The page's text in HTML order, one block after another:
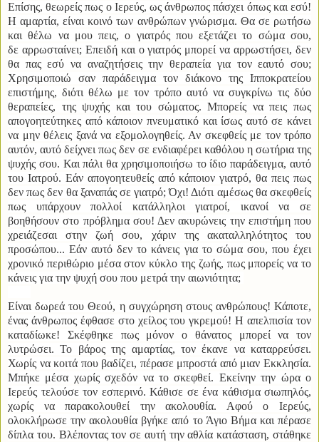
Επίσης, θεωρείς πως ο Ιερεύς, ως άνθρωπος πάσχει όπως και εσύ!
Η αμαρτία, είναι κοινό των ανθρώπων γνώρισμα. Θα σε ρωτήσω
και θέλω να μου πεις, ο γιατρός που εξετάζει το σώμα σου,
δε αρρωσταίνει; Επειδή και ο γιατρός μπορεί να αρρωστήσει, δεν
θα πας εσύ να αναζητήσεις την θεραπεία για τον εαυτό σου;
Χρησιμοποιώ σαν παράδειγμα τον διάκονο της Ιπποκρατείου
επιστήμης, διότι θέλω με τον τρόπο αυτό να συγκρίνω τις δύο
θεραπείες, της ψυχής και του σώματος. Μπορείς να πεις πως
απογοητεύτηκες από κάποιον πνευματικό και ίσως αυτό σε κάνει
να μην θέλεις ξανά να εξομολογηθείς. Αν σκεφθείς με τον τρόπο
αυτόν, αυτό δείχνει πως δεν σε ενδιαφέρει καθόλου η σωτήρια της
ψυχής σου. Και πάλι θα χρησιμοποιήσω το ίδιο παράδειγμα, αυτό
του Ιατρού. Εάν απογοητευθείς από κάποιον γιατρό, θα πεις πως
δεν πως δεν θα ξαναπάς σε γιατρό; Όχι! Διότι αμέσως θα σκεφθείς
πως υπάρχουν πολλοί κατάλληλοι γιατροί, ικανοί να σε
βοηθήσουν στο πρόβλημα σου! Δεν ακυρώνεις την επιστήμη που
χρειάζεσαι στην ζωή σου, χάριν της ακαταλληλότητος του
προσώπου... Εάν αυτό δεν το κάνεις για το σώμα σου, που έχει
χρονικό περιθώριο μέσα στον κύκλο της ζωής, πως μπορείς να το
κάνεις για την ψυχή σου που μετρά την αιωνιότητα;
Είναι δωρεά του Θεού, η συγχώρηση στους ανθρώπους! Κάποτε,
ένας άνθρωπος έφθασε στο χείλος του γκρεμού! Η απελπισία τον
καταδίωκε! Σκέφθηκε πως μόνον ο θάνατος μπορεί να τον
λυτρώσει. Το βάρος της αμαρτίας, τον έκανε να καταρρεύσει.
Χωρίς να κοιτά που βαδίζει, πέρασε μπροστά από μιαν Εκκλησία.
Μπήκε μέσα χωρίς σχεδόν να το σκεφθεί. Εκείνην την ώρα ο
Ιερεύς τελούσε τον εσπερινό. Κάθισε σε ένα κάθισμα σιωπηλός,
χωρίς να παρακολουθεί την ακολουθία. Αφού ο Ιερεύς,
ολοκλήρωσε την ακολουθία βγήκε από το Άγιο Βήμα και πέρασε
δίπλα του. Βλέποντας τον σε αυτή την αθλία κατάσταση, στάθηκε